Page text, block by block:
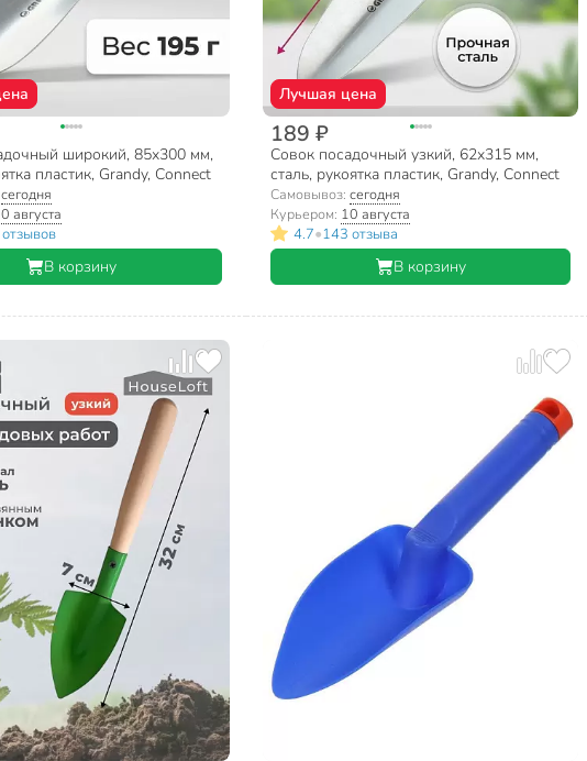
широкий, 85х300 мм,
пластик, Grandy, Connect
сегодня
августа
В корзину
Лучшая цена
189 ₽
Совок посадочный узкий, 62х315 мм,
сталь, рукоятка пластик, Grandy, Connect
Самовывоз: сегодня
Курьером: 10 августа
4.7•143 отзыва
В корзину